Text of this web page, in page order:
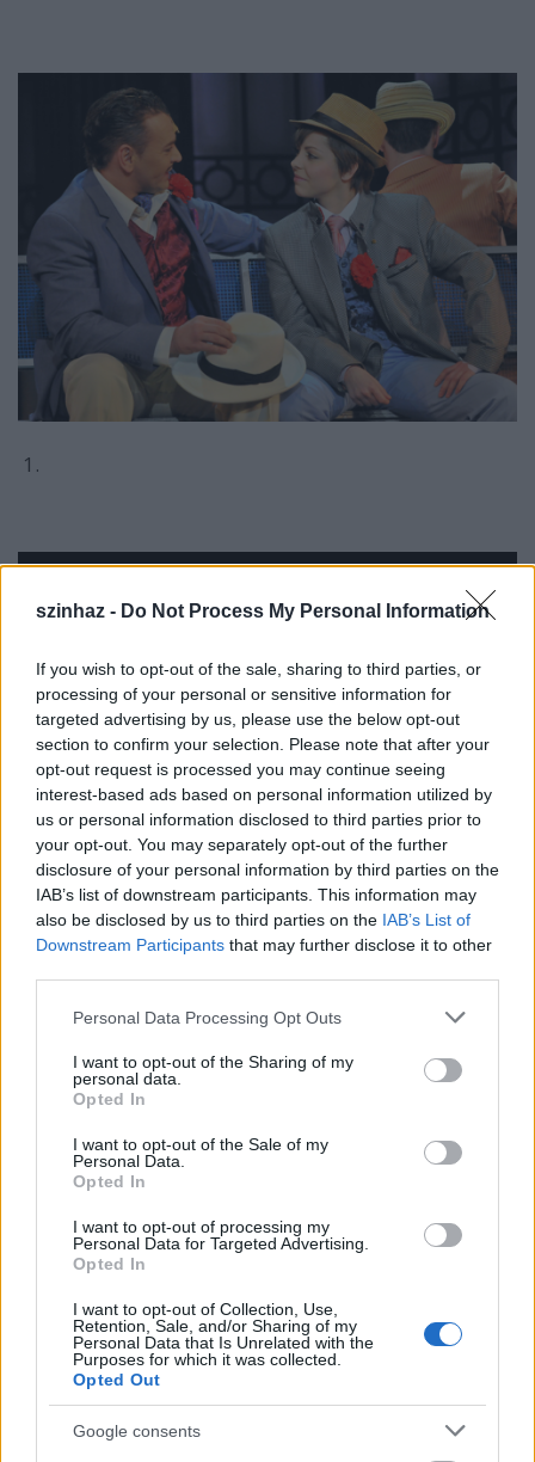
szinhaz - Do Not Process My Personal Information
If you wish to opt-out of the sale, sharing to third parties, or
processing of your personal or sensitive information for
targeted advertising by us, please use the below opt-out
section to confirm your selection. Please note that after your
opt-out request is processed you may continue seeing
interest-based ads based on personal information utilized by
us or personal information disclosed to third parties prior to
your opt-out. You may separately opt-out of the further
disclosure of your personal information by third parties on the
IAB’s list of downstream participants. This information may
also be disclosed by us to third parties on the IAB’s List of
Downstream Participants that may further disclose it to other
Please note that this website/app uses one or more Google
not limited to your visit or usage behaviour. You may click to
grant or deny consent to Google and its third-party tags to
use your data for below specified purposes in below Google
consent section.
Personal Data Processing Opt Outs
I want to opt-out of the Sharing of my
personal data.
Opted In
I want to opt-out of the Sale of my
Personal Data.
Opted In
I want to opt-out of processing my
Personal Data for Targeted Advertising.
Opted In
I want to opt-out of Collection, Use,
Retention, Sale, and/or Sharing of my
Personal Data that Is Unrelated with the
Purposes for which it was collected.
Opted Out
Google consents
1.